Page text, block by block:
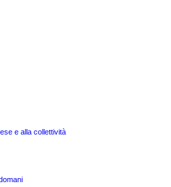
e alla collettività